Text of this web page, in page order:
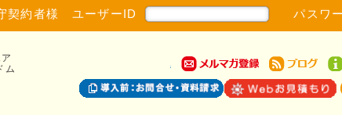
契約者様 ユーザーID パスワ
ム